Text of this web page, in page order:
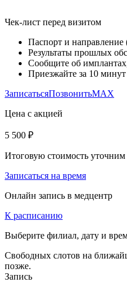
Чек-лист перед визитом
Паспорт и направление
Результаты прошлых
Сообщите об
Приезжайте за 10
ЗаписатьсяПозвонитьMAX
Цена с акцией
5 500 ₽
Итоговую стоимость уточним
Записаться на время
Онлайн запись в медцентр
К расписанию
Выберите филиал, дату и
Свободных слотов на
позже.
Запись